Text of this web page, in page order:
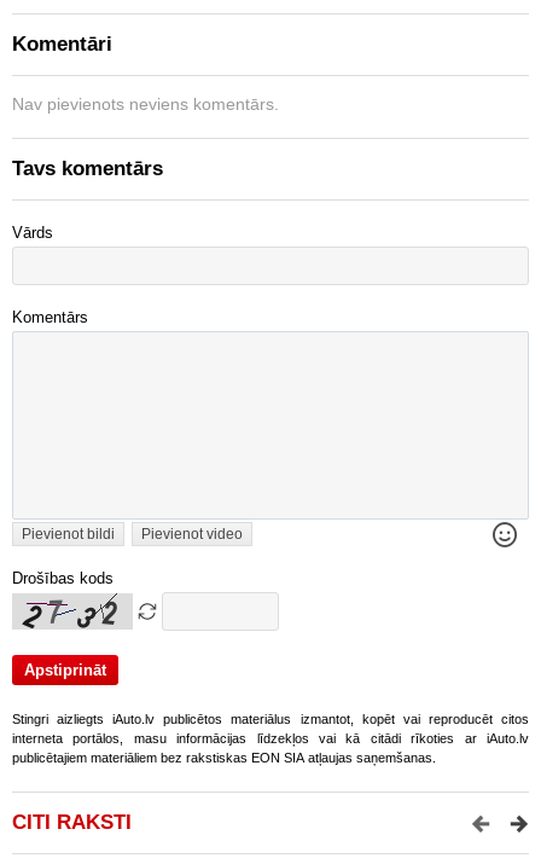
Komentāri
Nav pievienots neviens komentārs.
Tavs komentārs
Vārds
Komentārs
Pievienot bildi Pievienot video
Drošības kods
Stingri aizliegts iAuto.lv publicētos materiālus izmantot, kopēt vai reproducēt citos
interneta portālos, masu informācijas līdzekļos vai kā citādi rīkoties ar iAuto.lv
publicētajiem materiāliem bez rakstiskas EON SIA atļaujas saņemšanas.
CITI RAKSTI